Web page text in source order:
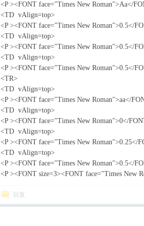
<P ><FONT face="Times New Roman">Aa</
<TD vAlign=top>
<P ><FONT face="Times New Roman">0.5</
<TD vAlign=top>
<P ><FONT face="Times New Roman">0.5</
<TD vAlign=top>
<P ><FONT face="Times New Roman">0.5</
<TR>
<TD vAlign=top>
<P ><FONT face="Times New Roman">aa</
<TD vAlign=top>
<P ><FONT face="Times New Roman">0</
<TD vAlign=top>
<P ><FONT face="Times New Roman">0.25</
<TD vAlign=top>
<P ><FONT face="Times New Roman">0.5</
<P ><FONT size=3><FONT face="Times New
回复